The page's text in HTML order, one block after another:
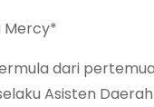
Mercy*
dari
Asisten